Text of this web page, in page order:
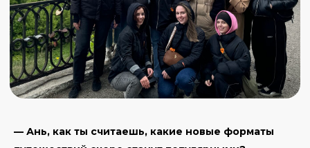
— Ань, как ты считаешь, какие новые форматы